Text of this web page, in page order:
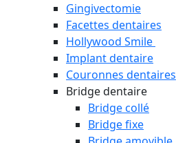
Gingivectomie
Facettes dentaires
Hollywood Smile
Implant dentaire
Couronnes dentaires
Bridge dentaire
Bridge collé
Bridge fixe